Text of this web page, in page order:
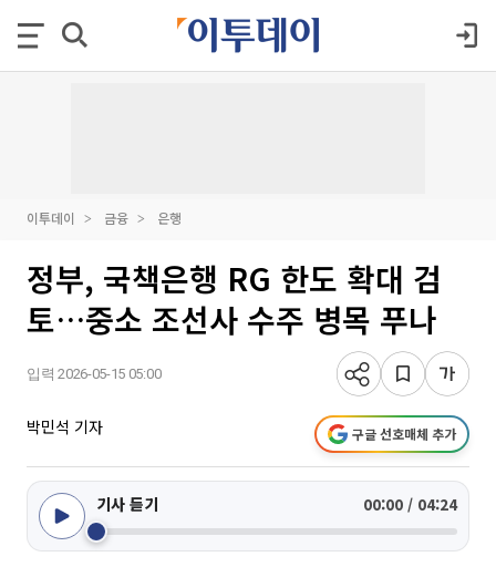
이투데이 금융 은행
정부, 국책은행 RG 한도 확대 검
토…중소 조선사 수주 병목 푸나
입력 2026-05-15 05:00
박민석 기자 구글 선호매체 추가
기사 듣기 00:00 / 04:24